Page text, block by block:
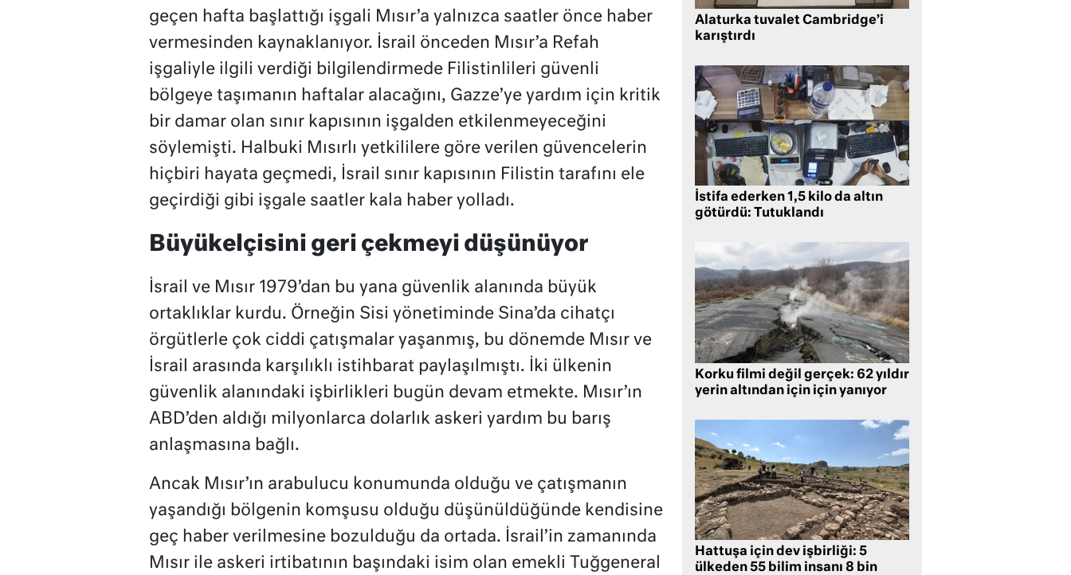
geçen hafta başlattığı işgali Mısır’a yalnızca saatler önce haber
vermesinden kaynaklanıyor. İsrail önceden Mısır’a Refah
işgaliyle ilgili verdiği bilgilendirmede Filistinlileri güvenli
bölgeye taşımanın haftalar alacağını, Gazze’ye yardım için kritik
bir damar olan sınır kapısının işgalden etkilenmeyeceğini
söylemişti. Halbuki Mısırlı yetkililere göre verilen güvencelerin
hiçbiri hayata geçmedi, İsrail sınır kapısının Filistin tarafını ele
geçirdiği gibi işgale saatler kala haber yolladı.
Büyükelçisini geri çekmeyi düşünüyor
İsrail ve Mısır 1979’dan bu yana güvenlik alanında büyük
ortaklıklar kurdu. Örneğin Sisi yönetiminde Sina’da cihatçı
örgütlerle çok ciddi çatışmalar yaşanmış, bu dönemde Mısır ve
İsrail arasında karşılıklı istihbarat paylaşılmıştı. İki ülkenin
güvenlik alanındaki işbirlikleri bugün devam etmekte. Mısır’ın
ABD’den aldığı milyonlarca dolarlık askeri yardım bu barış
anlaşmasına bağlı.
Ancak Mısır’ın arabulucu konumunda olduğu ve çatışmanın
yaşandığı bölgenin komşusu olduğu düşünüldüğünde kendisine
geç haber verilmesine bozulduğu da ortada. İsrail’in zamanında
Mısır ile askeri irtibatının başındaki isim olan emekli Tuğgeneral
Alaturka tuvalet Cambridge’i
karıştırdı
İstifa ederken 1,5 kilo da altın
götürdü: Tutuklandı
Korku filmi değil gerçek: 62 yıldır
yerin altından için için yanıyor
Hattuşa için dev işbirliği: 5
ülkeden 55 bilim insanı 8 bin